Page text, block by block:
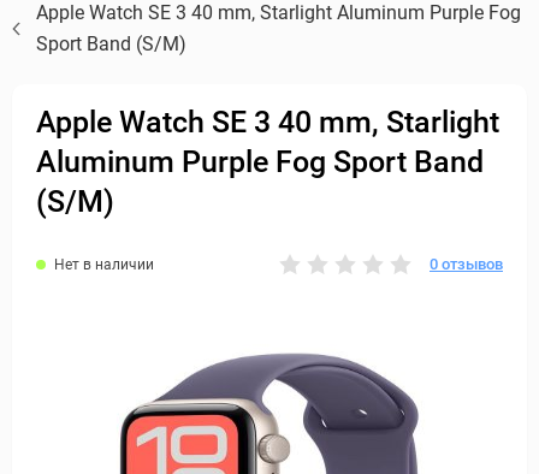
Apple Watch SE 3 40 mm, Starlight Aluminum Purple Fog
Sport Band (S/M)
Apple Watch SE 3 40 mm, Starlight
Aluminum Purple Fog Sport Band
(S/M)
Нет в наличии 0 отзывов